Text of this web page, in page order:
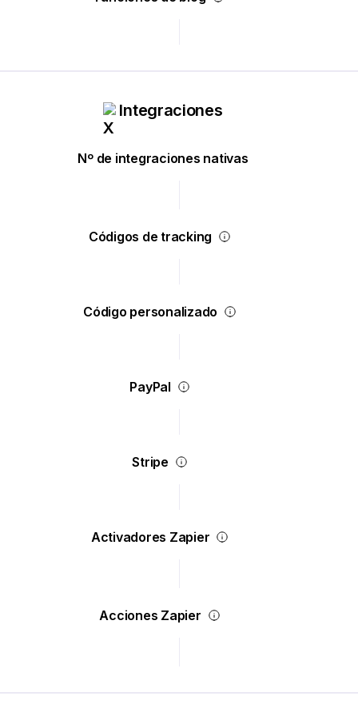
Integraciones
Nº de integraciones nativas
Códigos de tracking
Código personalizado
PayPal
Stripe
Activadores Zapier
Acciones Zapier